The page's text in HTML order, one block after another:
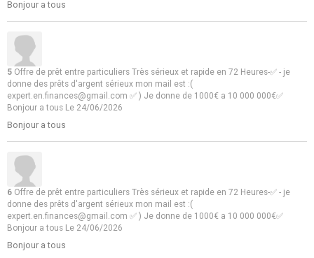
Bonjour a tous
5 Offre de prêt entre particuliers Très sérieux et rapide en 72 Heures-✅ - je
donne des prêts d'argent sérieux mon mail est :(
expert.en.finances@gmail.com ✅ ) Je donne de 1000€ a 10 000 000€✅
Bonjour a tous Le 24/06/2026
Bonjour a tous
6 Offre de prêt entre particuliers Très sérieux et rapide en 72 Heures-✅ - je
donne des prêts d'argent sérieux mon mail est :(
expert.en.finances@gmail.com ✅ ) Je donne de 1000€ a 10 000 000€✅
Bonjour a tous Le 24/06/2026
Bonjour a tous